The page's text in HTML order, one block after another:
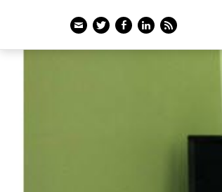
EmailTwitterFacebook
LinkedIn
Feed